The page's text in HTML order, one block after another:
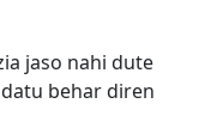
jaso nahi dute
behar diren